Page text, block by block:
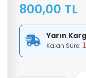
800,00 TL
Yarın
Kalan Süre: